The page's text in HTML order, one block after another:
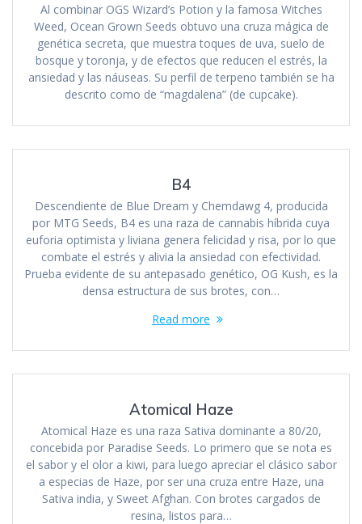
Al combinar OGS Wizard’s Potion y la famosa Witches
Weed, Ocean Grown Seeds obtuvo una cruza mágica de
genética secreta, que muestra toques de uva, suelo de
bosque y toronja, y de efectos que reducen el estrés, la
ansiedad y las náuseas. Su perfil de terpeno también se ha
descrito como de “magdalena” (de cupcake).
B4
Descendiente de Blue Dream y Chemdawg 4, producida
por MTG Seeds, B4 es una raza de cannabis híbrida cuya
euforia optimista y liviana genera felicidad y risa, por lo que
combate el estrés y alivia la ansiedad con efectividad.
Prueba evidente de su antepasado genético, OG Kush, es la
densa estructura de sus brotes, con…
Read more
Atomical Haze
Atomical Haze es una raza Sativa dominante a 80/20,
concebida por Paradise Seeds. Lo primero que se nota es
el sabor y el olor a kiwi, para luego apreciar el clásico sabor
a especias de Haze, por ser una cruza entre Haze, una
Sativa india, y Sweet Afghan. Con brotes cargados de
resina, listos para…